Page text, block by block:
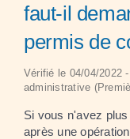
faut-il
permis de
Vérifié le 04/04/2022
administrative
Si vous n'avez
après une